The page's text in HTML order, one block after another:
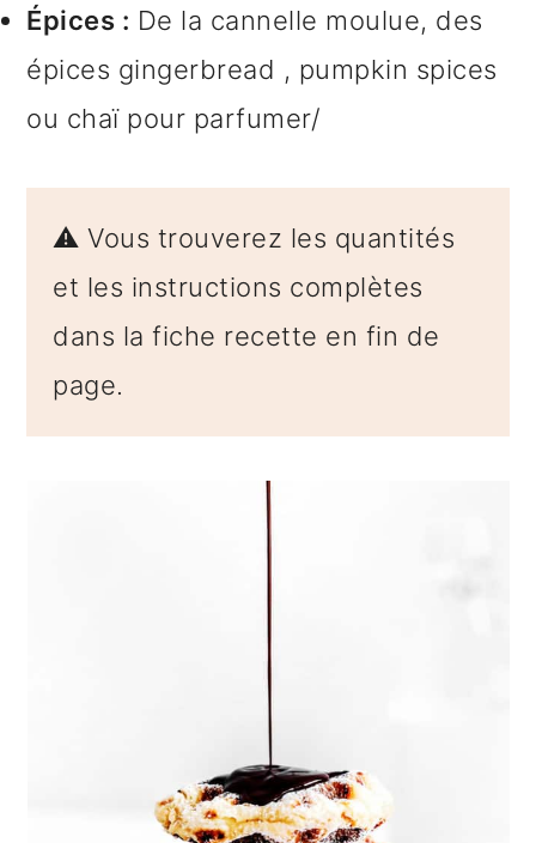
Épices : De la cannelle moulue, des
épices gingerbread , pumpkin spices
ou chaï pour parfumer/
⚠️ Vous trouverez les quantités
et les instructions complètes
dans la fiche recette en fin de
page.